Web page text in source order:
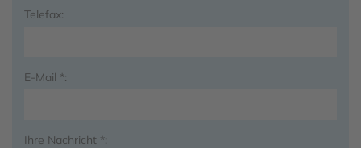
Telefax:
E-Mail *:
Ihre Nachricht *: